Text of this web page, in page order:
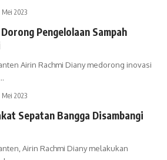
Mei 2023
Pengelolaan Sampah
Airin Rachmi Diany medorong inovasi
Mei 2023
Sepatan Bangga Disambangi
Airin Rachmi Diany melakukan